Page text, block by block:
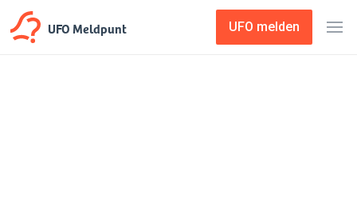
UFO Meldpunt UFO melden